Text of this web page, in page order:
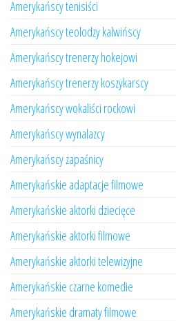
Amerykańscy tenisiści
Amerykańscy teolodzy kalwińscy
Amerykańscy trenerzy hokejowi
Amerykańscy trenerzy koszykarscy
Amerykańscy wokaliści rockowi
Amerykańscy wynalazcy
Amerykańscy zapaśnicy
Amerykańskie adaptacje filmowe
Amerykańskie aktorki dziecięce
Amerykańskie aktorki filmowe
Amerykańskie aktorki telewizyjne
Amerykańskie czarne komedie
Amerykańskie dramaty filmowe